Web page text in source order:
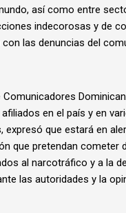
así como entre
indecorosas y de
las denuncias del
Comunicadores
en el país y en
expresó que estará en
que pretendan cometer
al narcotráfico y a la
las autoridades y la